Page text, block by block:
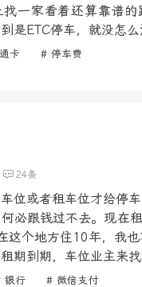
一家看着还算靠谱
是ETC停车，就没怎
卡 # 停车费
24条
位或者租车位才给停
必跟钱过不去。现在
这个地方住10年，我
期到期，车位业主来
银行 # 微信支付